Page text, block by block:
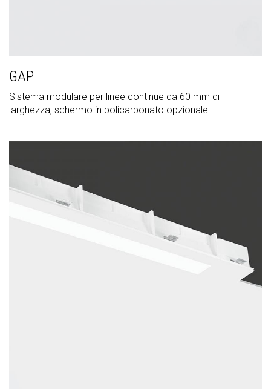
GAP
Sistema modulare per linee continue da 60 mm di
larghezza, schermo in policarbonato opzionale